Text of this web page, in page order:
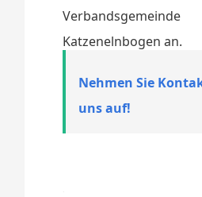
Verbandsgemeinde
Katzenelnbogen an.
Nehmen Sie
uns auf!